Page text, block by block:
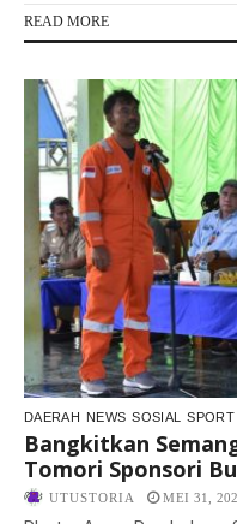
READ MORE
DAERAH NEWS SOSIAL SPORT
Bangkitkan
Tomori Sponsori
UTUSTORIA MEI 31,